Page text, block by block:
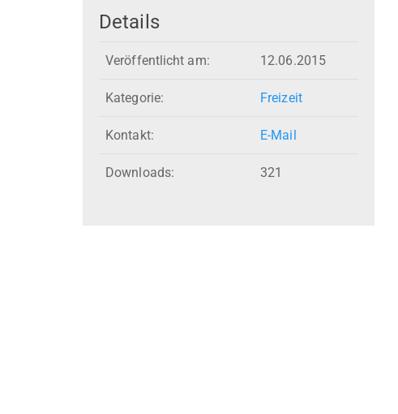
Details
Veröffentlicht am: 12.06.2015
Kategorie: Freizeit
Kontakt: E-Mail
Downloads: 321